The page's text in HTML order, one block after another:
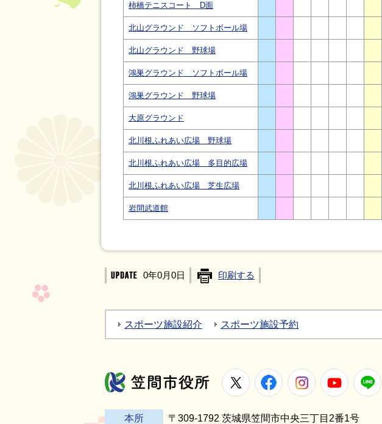
柿橋テニスコート D面
北山グラウンド ソフトボール場
北山グラウンド 野球場
鴻巣グラウンド ソフトボール場
鴻巣グラウンド 野球場
大原グラウンド
北川根ふれあい広場 野球場
北川根ふれあい広場 多目的広場
北川根ふれあい広場 芝生広場
岩間武道館
0年0月0日 印刷する
スポーツ施設紹介 スポーツ施設予約
笠間市役所
X FacebookInstagramYoutube
本所 〒309-1792 茨城県笠間市中央三丁目2番1号